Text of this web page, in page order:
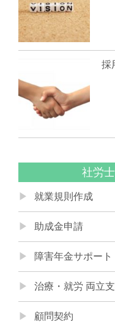
採
社労
就業規則作成
助成金申請
障害年金サポート
治療・就労 両立
顧問契約